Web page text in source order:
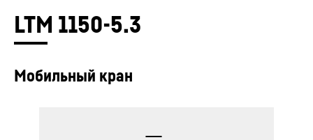
LTM 1150-5.3
Мобильный кран